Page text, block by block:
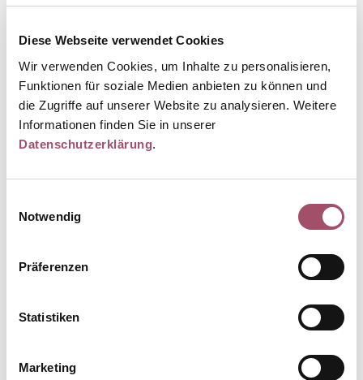
Diese Webseite verwendet Cookies
Wir verwenden Cookies, um Inhalte zu personalisieren,
Funktionen für soziale Medien anbieten zu können und
die Zugriffe auf unserer Website zu analysieren. Weitere
Informationen finden Sie in unserer
Datenschutzerklärung.
Notwendig
Präferenzen
Statistiken
Marketing
Kamera und eine ausreichende Internetverbindung.
Ihre Vorteile:
• Sie minimieren Ihr Infektionsrisiko und auch das Ihrer Mitmenschen
• Keine Anfahrt/Parkplatzsuche
Sprechen Sie uns an!
Ihr MVZ Team
Telefon: 08131 - 6119-0
Sprechzeiten